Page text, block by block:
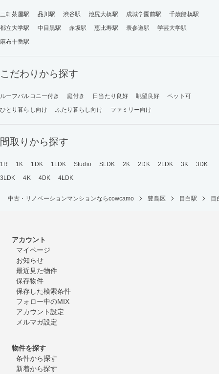
三軒茶屋駅 品川駅 渋谷駅 池尻大橋駅 成城学園前駅
千歳船橋駅
都立大学駅
中目黒駅 赤坂駅 恵比寿駅 表参道駅
学芸大学駅
麻布十番駅
こだわりから探す
ルーフバルコニー付き 庭付き 日当たり良好 眺望良好
ペット可
ひとり暮らし向け
ふたり暮らし向け ファミリー向け
間取りから探す
1R 1K 1DK 1LDK Studio SLDK 2K 2DK 2LDK 3K
3DK
3LDK
4K 4DK 4LDK
中古・リノベーションマンションならcowcamo 豊島区 目白駅 目
アカウント
マイページ
お知らせ
最近見た物件
保存物件
保存した検索条件
フォロー中のMIX
アカウント設定
メルマガ設定
物件を探す
条件から探す
新着から探す